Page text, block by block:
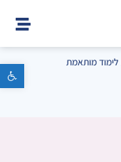
פתח סרגל נגישות
מותאמת